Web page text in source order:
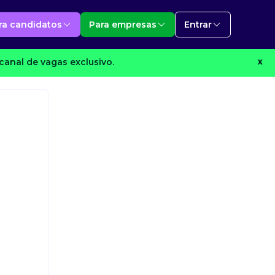
candidatos Para empresas Entrar
de vagas exclusivo. X